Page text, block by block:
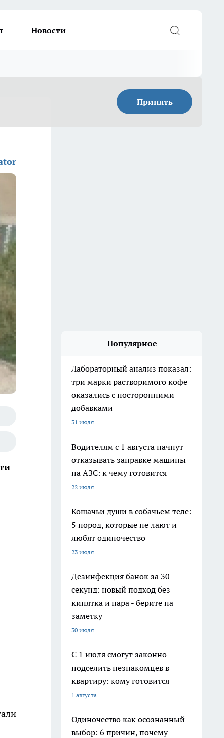
Новости
Принять
Популярное
Лабораторный анализ показал:
три марки растворимого кофе
оказались с посторонними
добавками
31 июля
Водителям с 1 августа начнут
отказывать заправке машины
на АЗС: к чему готовится
22 июля
Кошачьи души в собачьем теле:
5 пород, которые не лают и
любят одиночество
23 июля
Дезинфекция банок за 30
секунд: новый подход без
кипятка и пара - берите на
заметку
30 июля
С 1 июля смогут законно
подселить незнакомцев в
квартиру: кому готовится
1 августа
Одиночество как осознанный
выбор: 6 причин, почему